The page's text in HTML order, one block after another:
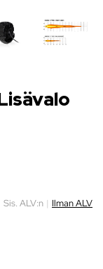
Sis. ALV:n | Ilman ALV